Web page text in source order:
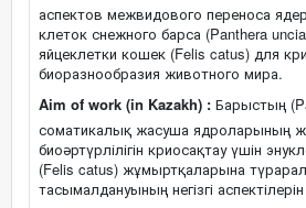
аспектов межвидового переноса
клеток снежного барса (Panthera
яйцеклетки кошек (Felis catus) для
биоразнообразия животного мира.
Aim of work (in Kazakh) : Барыстың
соматикалық жасуша ядроларының
биоәртүрлілігін криосақтау үшін
(Felis catus) жұмыртқаларына
тасымалдануының негізгі